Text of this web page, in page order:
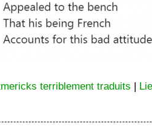
terriblement traduits |